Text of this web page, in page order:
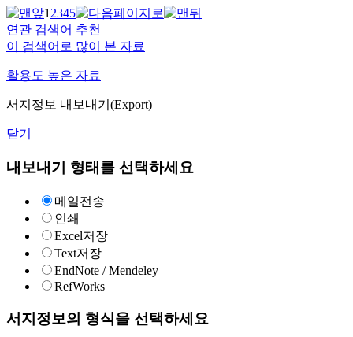
12345
연관 검색어 추천
이 검색어로 많이 본 자료
활용도 높은 자료
서지정보 내보내기(Export)
닫기
내보내기 형태를 선택하세요
메일전송
인쇄
Excel저장
Text저장
EndNote / Mendeley
RefWorks
서지정보의 형식을 선택하세요